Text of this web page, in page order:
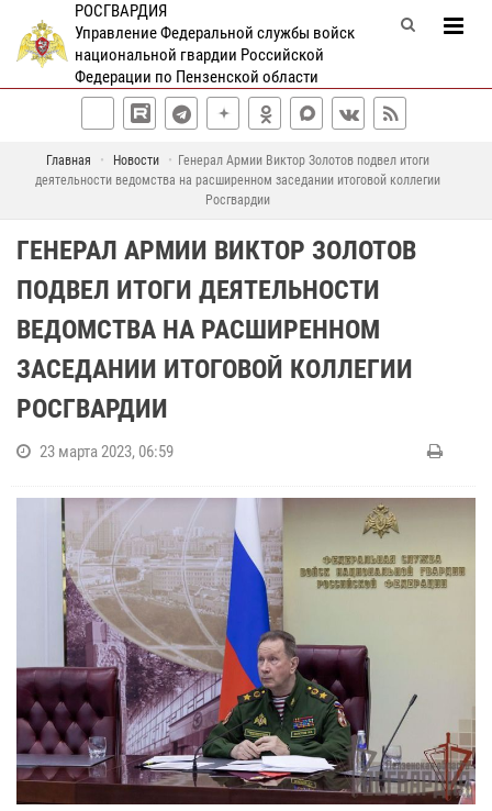
РОСГВАРДИЯ
Управление Федеральной службы войск
национальной гвардии Российской
Федерации по Пензенской области
Главная Новости
Генерал Армии Виктор Золотов подвел итоги
деятельности ведомства на расширенном заседании итоговой коллегии
Росгвардии
ГЕНЕРАЛ АРМИИ ВИКТОР ЗОЛОТОВ
ПОДВЕЛ ИТОГИ ДЕЯТЕЛЬНОСТИ
ВЕДОМСТВА НА РАСШИРЕННОМ
ЗАСЕДАНИИ ИТОГОВОЙ КОЛЛЕГИИ
РОСГВАРДИИ
23 марта 2023, 06:59